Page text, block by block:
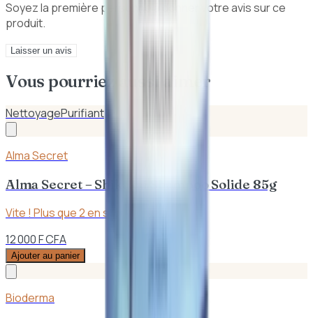
Soyez la première personne à donner votre avis sur ce
produit.
Laisser un avis
Vous pourriez aussi aimer
NettoyagePurifiant
Alma Secret
Alma Secret – Shikakai Shampoo Solide 85g
Vite ! Plus que2en stock
12 000 F CFA
Ajouter au panier
Bioderma